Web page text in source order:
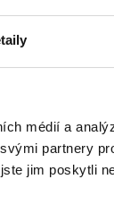
médií a
partnery
jim poskytli